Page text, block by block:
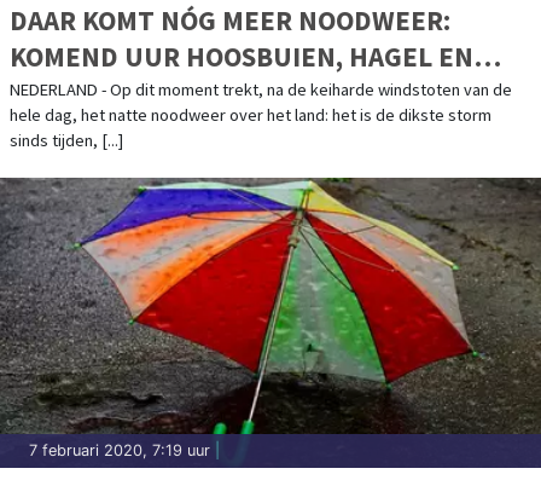
DAAR KOMT NÓG MEER NOODWEER:
KOMEND UUR HOOSBUIEN, HAGEL EN
ONWEER
NEDERLAND - Op dit moment trekt, na de keiharde windstoten van de
hele dag, het natte noodweer over het land: het is de dikste storm
sinds tijden, [...]
7 februari 2020, 7:19 uur